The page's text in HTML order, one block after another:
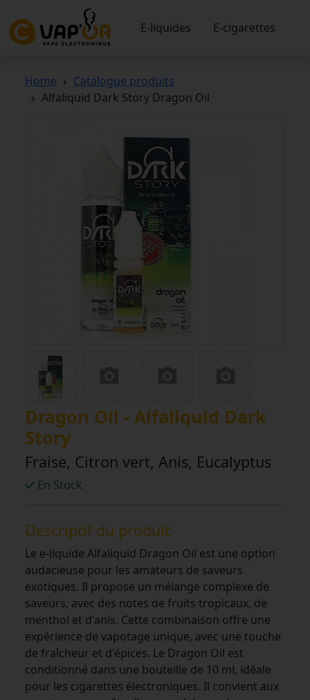
E-liquides E-cigarettes
Home
Catalogue produits
Alfaliquid Dark Story Dragon Oil
Dragon Oil - Alfaliquid Dark
Story
Fraise, Citron vert, Anis, Eucalyptus
En Stock
Descriptif du produit
Le e-liquide Alfaliquid Dragon Oil est une option
audacieuse pour les amateurs de saveurs
exotiques. Il propose un mélange complexe de
saveurs, avec des notes de fruits tropicaux, de
menthol et d'anis. Cette combinaison offre une
expérience de vapotage unique, avec une touche
de fraîcheur et d'épices. Le Dragon Oil est
conditionné dans une bouteille de 10 ml, idéale
pour les cigarettes électroniques. Il convient aux